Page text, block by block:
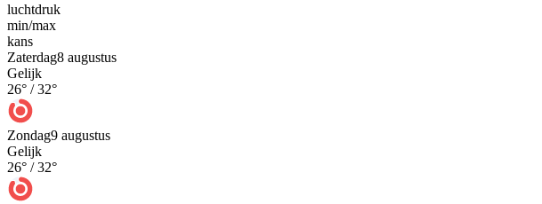
luchtdruk
min/max
kans
Zaterdag8 augustus
Gelijk
26° /32°
Zondag9 augustus
Gelijk
26° /32°